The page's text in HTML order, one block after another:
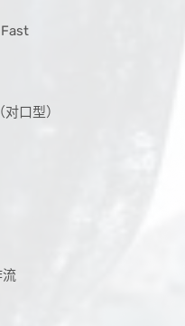
口型）